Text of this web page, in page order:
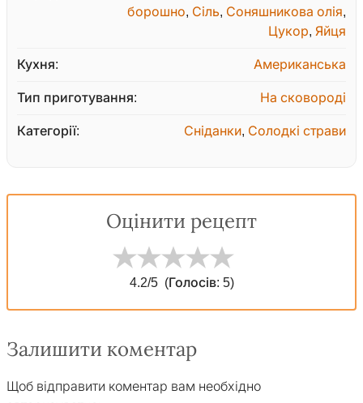
борошно, Сіль, Соняшникова олія,
Цукор, Яйця
Кухня: Американська
Тип приготування: На сковороді
Категорії: Сніданки, Солодкі страви
Оцінити рецепт
4.2/5 (Голосів: 5)
Залишити коментар
Щоб відправити коментар вам необхідно